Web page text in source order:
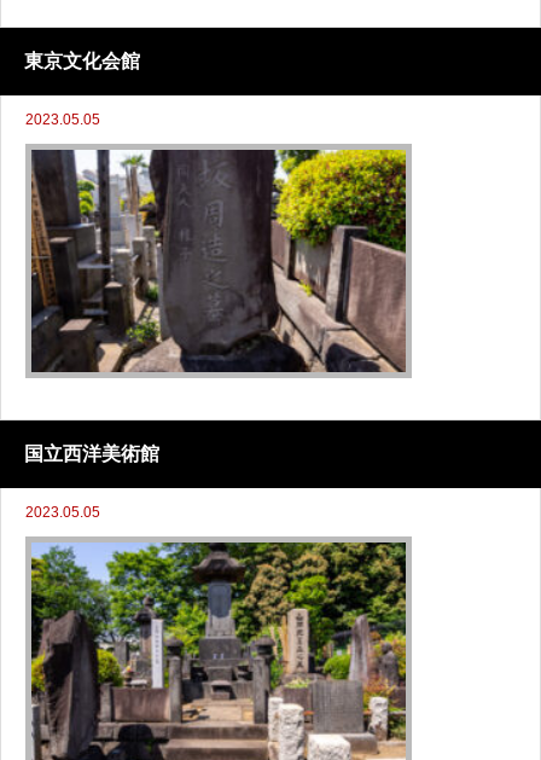
東京文化会館
2023.05.05
国立西洋美術館
2023.05.05